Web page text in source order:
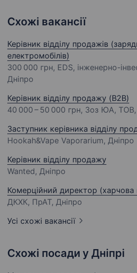
Схожі вакансії
Керівник відділу продажів
електромобілів)
300 000 грн, EDS, інженерно-
Дніпро
Керівник відділу продажу (B2B)
40 000 – 50 000 грн, Зоз ЮА, ТОВ,
Заступник керівника відділу
Hookah&Vape Vaporarium, Дніпро
Керівник відділу продажу
Wanted, Дніпро
Комерційний директор (харчова
ДКХК, ПрАТ, Дніпро
Усі схожі вакансії
Схожі посади у Дніпрі